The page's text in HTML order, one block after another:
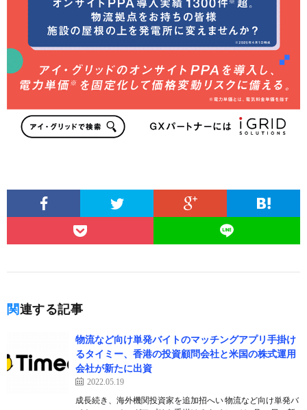
関連する記事
物流など向け単発バイトのマッチングアプリ手掛け
るタイミー、香港の投資顧問会社と米国の株式運用
会社が新たに出資
2022.05.19
成長続き、海外機関投資家を追加招へい 物流など向け単発バ